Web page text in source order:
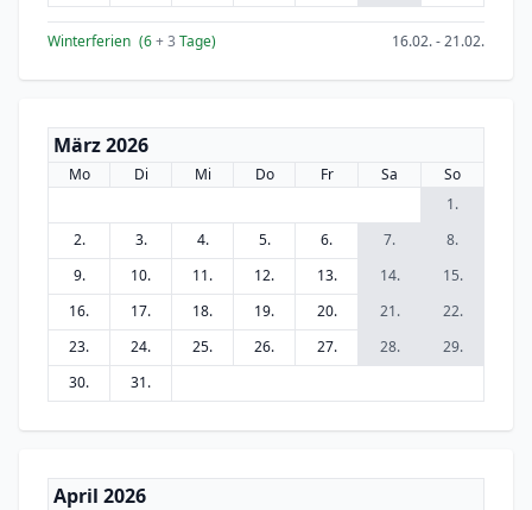
Winterferien (6+ 3 Tage) 16.02. - 21.02.
März 2026
Mo Di Mi Do Fr Sa
So
1.
2.
3. 4. 5. 6. 7.
8.
9.
10. 11. 12. 13. 14.
15.
16.
17. 18. 19. 20. 21.
22.
23.
24. 25. 26. 27. 28.
29.
30.
31.
April 2026